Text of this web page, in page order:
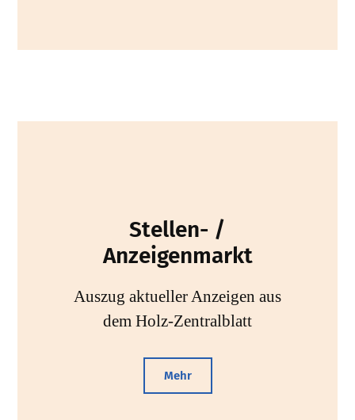
Stellen- /
Anzeigenmarkt
Auszug aktueller Anzeigen aus
dem Holz-Zentralblatt
Mehr